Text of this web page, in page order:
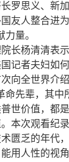
罗思义、新
友人整合进
量。
长杨清清表
记者夫妇如
向全世界介
命先辈，其中
世价值，都
本次观看纪
匮乏的年代
用人性的视